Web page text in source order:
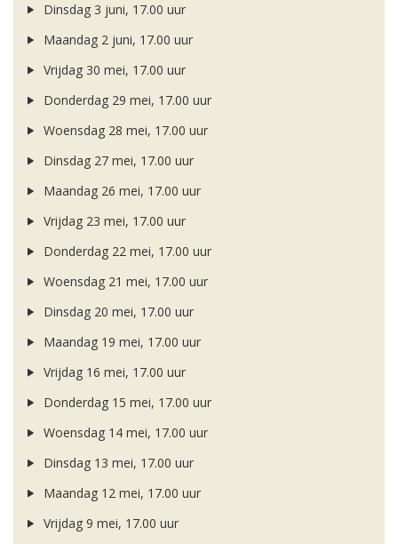
Dinsdag 3 juni, 17.00 uur
Maandag 2 juni, 17.00 uur
Vrijdag 30 mei, 17.00 uur
Donderdag 29 mei, 17.00 uur
Woensdag 28 mei, 17.00 uur
Dinsdag 27 mei, 17.00 uur
Maandag 26 mei, 17.00 uur
Vrijdag 23 mei, 17.00 uur
Donderdag 22 mei, 17.00 uur
Woensdag 21 mei, 17.00 uur
Dinsdag 20 mei, 17.00 uur
Maandag 19 mei, 17.00 uur
Vrijdag 16 mei, 17.00 uur
Donderdag 15 mei, 17.00 uur
Woensdag 14 mei, 17.00 uur
Dinsdag 13 mei, 17.00 uur
Maandag 12 mei, 17.00 uur
Vrijdag 9 mei, 17.00 uur